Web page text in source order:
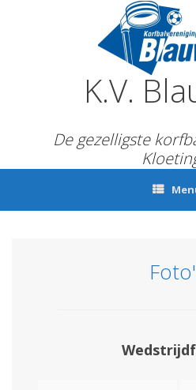
K.V.
De gezelligste